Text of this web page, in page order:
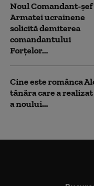
Noul Comandant-șef
Armatei ucrainene
solicită demiterea
comandantului
Forțelor...
Cine este românca
tânăra care a
a noului...